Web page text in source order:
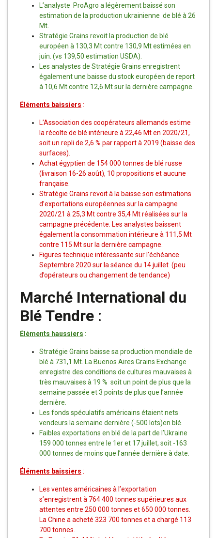
L’analyste ProAgro a légèrement baissé son
estimation de la production ukrainienne de blé à 26
Mt.
Stratégie Grains revoit la production de blé
européen à 130,3 Mt contre 130,9 Mt estimées en
juin. (vs 139,50 estimation USDA).
Les analystes de Stratégie Grains enregistrent
également une baisse du stock européen de report
à 10,6 Mt contre 12,6 Mt sur la dernière campagne.
Éléments baissiers :
L’Association des coopérateurs allemands estime
la récolte de blé intérieure à 22,46 Mt en 2020/21,
soit un repli de 2,6 % par rapport à 2019 (baisse des
surfaces).
Achat égyptien de 154 000 tonnes de blé russe
(livraison 16-26 août), 10 propositions et aucune
française.
Stratégie Grains revoit à la baisse son estimations
d’exportations européennes sur la campagne
2020/21 à 25,3 Mt contre 35,4 Mt réalisées sur la
campagne précédente. Les analystes baissent
également la consommation intérieure à 111,5 Mt
contre 115 Mt sur la dernière campagne.
Figures technique intéressante sur l’échéance
Septembre 2020 sur la séance du 14 juillet (peu
d’opérateurs ou changement de tendance)
Marché International du
Blé Tendre :
Éléments haussiers :
Stratégie Grains baisse sa production mondiale de
blé à 731,1 Mt. La Buenos Aires Grains Exchange
enregistre des conditions de cultures mauvaises à
très mauvaises à 19 % soit un point de plus que la
semaine passée et 3 points de plus que l’année
dernière.
Les fonds spéculatifs américains étaient nets
vendeurs la semaine dernière (-500 lots)en blé.
Faibles exportations en blé de la part de l’Ukraine
159 000 tonnes entre le 1er et 17 juillet, soit -163
000 tonnes de moins que l’année dernière à date.
Éléments baissiers :
Les ventes américaines à l’exportation
s’enregistrent à 764 400 tonnes supérieures aux
attentes entre 250 000 tonnes et 650 000 tonnes.
La Chine a acheté 323 700 tonnes et a chargé 113
700 tonnes.